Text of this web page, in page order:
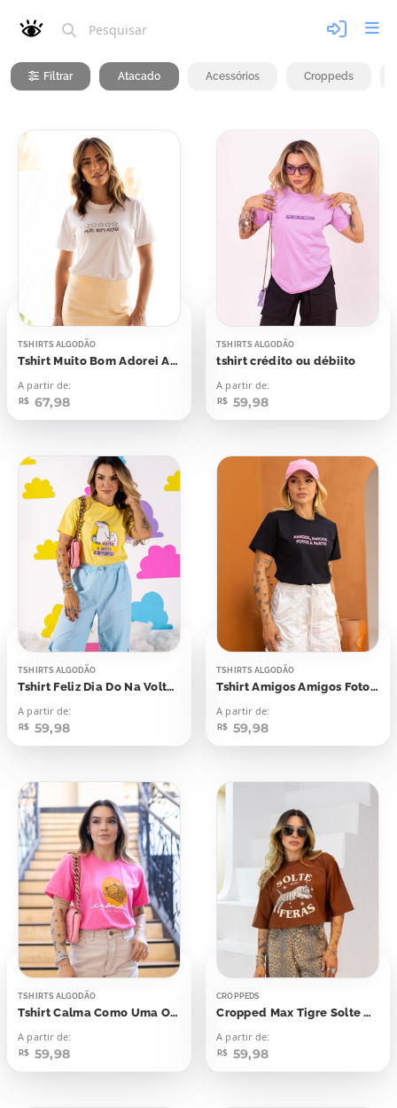
Filtrar Atacado Acessórios Croppeds
TSHIRTS ALGODÃO
Tshirt Muito Bom Adorei Aplicação
A partir de:
R$ 67,98
TSHIRTS ALGODÃO
tshirt crédito ou débiito
A partir de:
R$ 59,98
TSHIRTS ALGODÃO
Tshirt Feliz Dia Do Na Volta A Gente Compra
A partir de:
R$ 59,98
TSHIRTS ALGODÃO
Tshirt Amigos Amigos Fotos à Parte
A partir de:
R$ 59,98
TSHIRTS ALGODÃO
Tshirt Calma Como Uma Onça
A partir de:
R$ 59,98
CROPPEDS
Cropped Max Tigre Solte Suas Feras
A partir de:
R$ 59,98